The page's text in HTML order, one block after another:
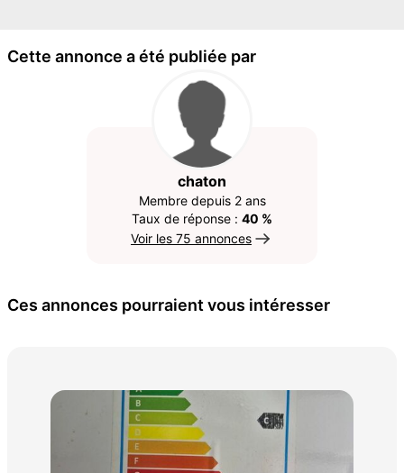
Cette annonce a été publiée par
chaton
Membre depuis 2 ans
Taux de réponse : 40 %
Voir les 75 annonces
Ces annonces pourraient vous intéresser